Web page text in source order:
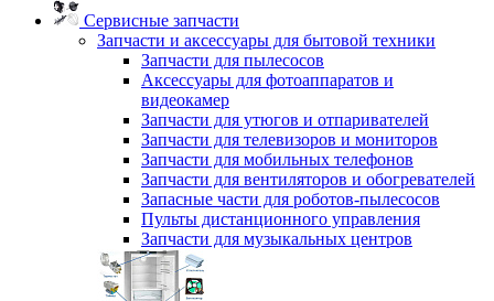
Сервисные запчасти
Запчасти и аксессуары для бытовой техники
Запчасти для пылесосов
Аксессуары для фотоаппаратов и
видеокамер
Запчасти для утюгов и отпаривателей
Запчасти для телевизоров и мониторов
Запчасти для мобильных телефонов
Запчасти для вентиляторов и обогревателей
Запасные части для роботов-пылесосов
Пульты дистанционного управления
Запчасти для музыкальных центров